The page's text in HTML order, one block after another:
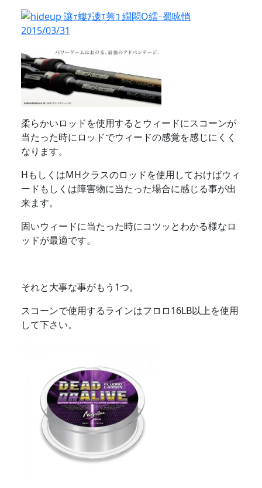
柔らかいロッドを使用するとウィードにスコーンが
当たった時にロッドでウィードの感覚を感じにくく
なります。
HもしくはMHクラスのロッドを使用しておけばウィ
ードもしくは障害物に当たった場合に感じる事が出
来ます。
固いウィードに当たった時にコツッとわかる様なロ
ッドが最適です。
それと大事な事がもう1つ。
スコーンで使用するラインはフロロ16LB以上を使用
して下さい。